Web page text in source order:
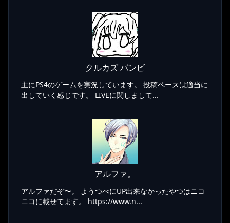
クルカズ バンビ
主にPS4のゲームを実況しています。 投稿ペースは適当に
出していく感じです。 LIVEに関しまして...
アルファ。
アルファだぞ〜。 ようつべにUP出来なかったやつはニコ
ニコに載せてます。 https://www.n...